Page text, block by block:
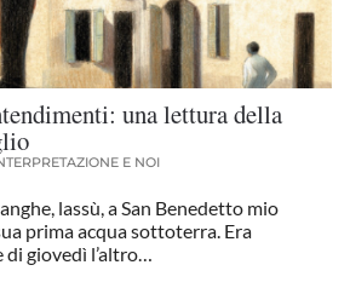
una lettura della
E NOI
lassù, a San Benedetto mio
prima acqua sottoterra. Era
giovedì l’altro…